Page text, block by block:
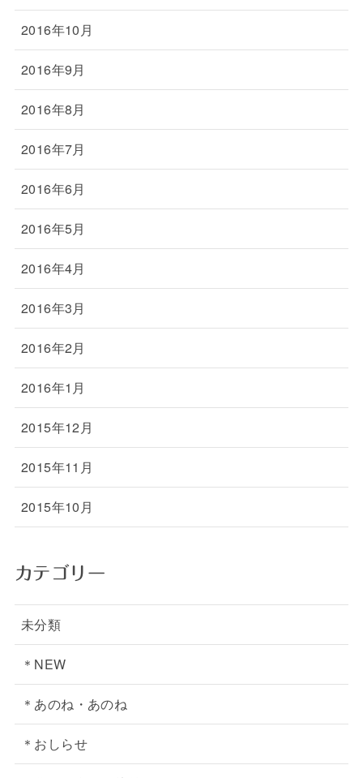
2016年10月
2016年9月
2016年8月
2016年7月
2016年6月
2016年5月
2016年4月
2016年3月
2016年2月
2016年1月
2015年12月
2015年11月
2015年10月
カテゴリー
未分類
＊NEW
＊あのね・あのね
＊おしらせ